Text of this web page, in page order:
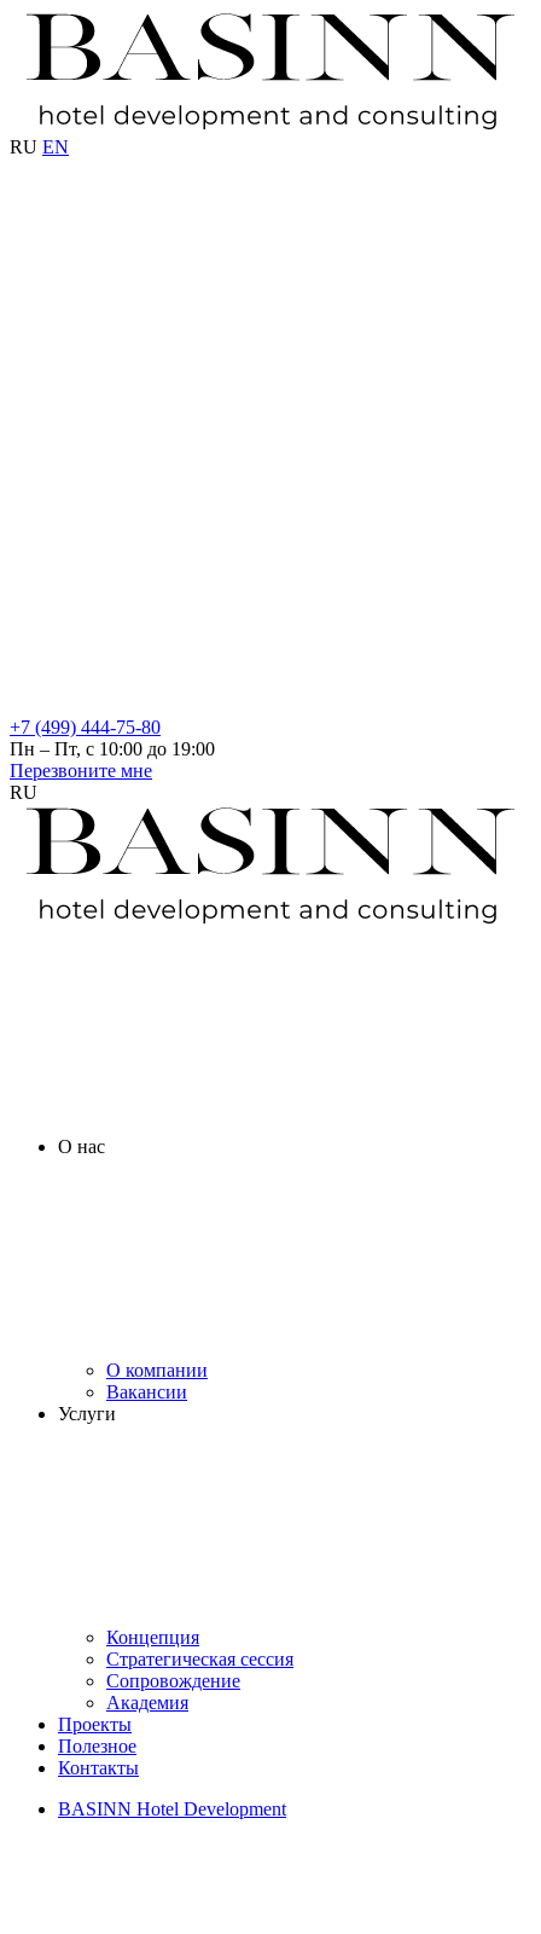
RU EN
+7 (499) 444-75-80
Пн – Пт, с 10:00 до 19:00
Перезвоните мне
RU
О нас
О компании
Вакансии
Услуги
Концепция
Стратегическая сессия
Сопровождение
Академия
Проекты
Полезное
Контакты
BASINN Hotel Development